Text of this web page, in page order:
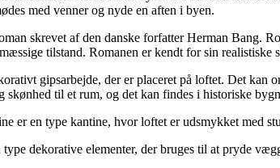
med venner og nyde en aften i byen.
skrevet af den danske forfatter Herman Bang.
tilstand. Romanen er kendt for sin
gipsarbejde, der er placeret på loftet. Det kan
skønhed til et rum, og det kan findes i historiske
er en type kantine, hvor loftet er udsmykket med
dekorative elementer, der bruges til at pryde